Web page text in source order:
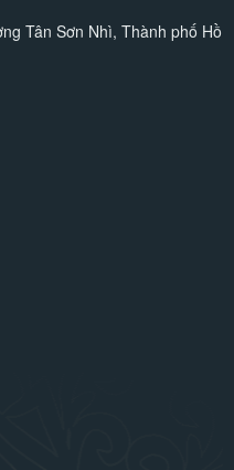
Tân Sơn Nhì, Thành phố Hồ